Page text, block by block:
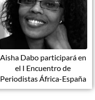
Aisha Dabo participará en
el I Encuentro de
Periodistas África-España